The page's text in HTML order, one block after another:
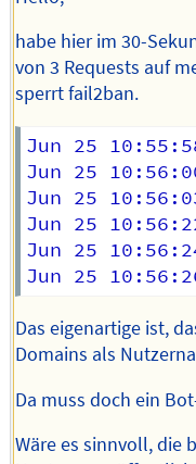
habe hier im 30-
von 3 Requests auf
sperrt fail2ban.
Jun 25
Jun 25
Jun 25
Jun 25
Jun 25
Das eigenartige ist,
Domains als
Da muss doch ein
Wäre es sinnvoll, die